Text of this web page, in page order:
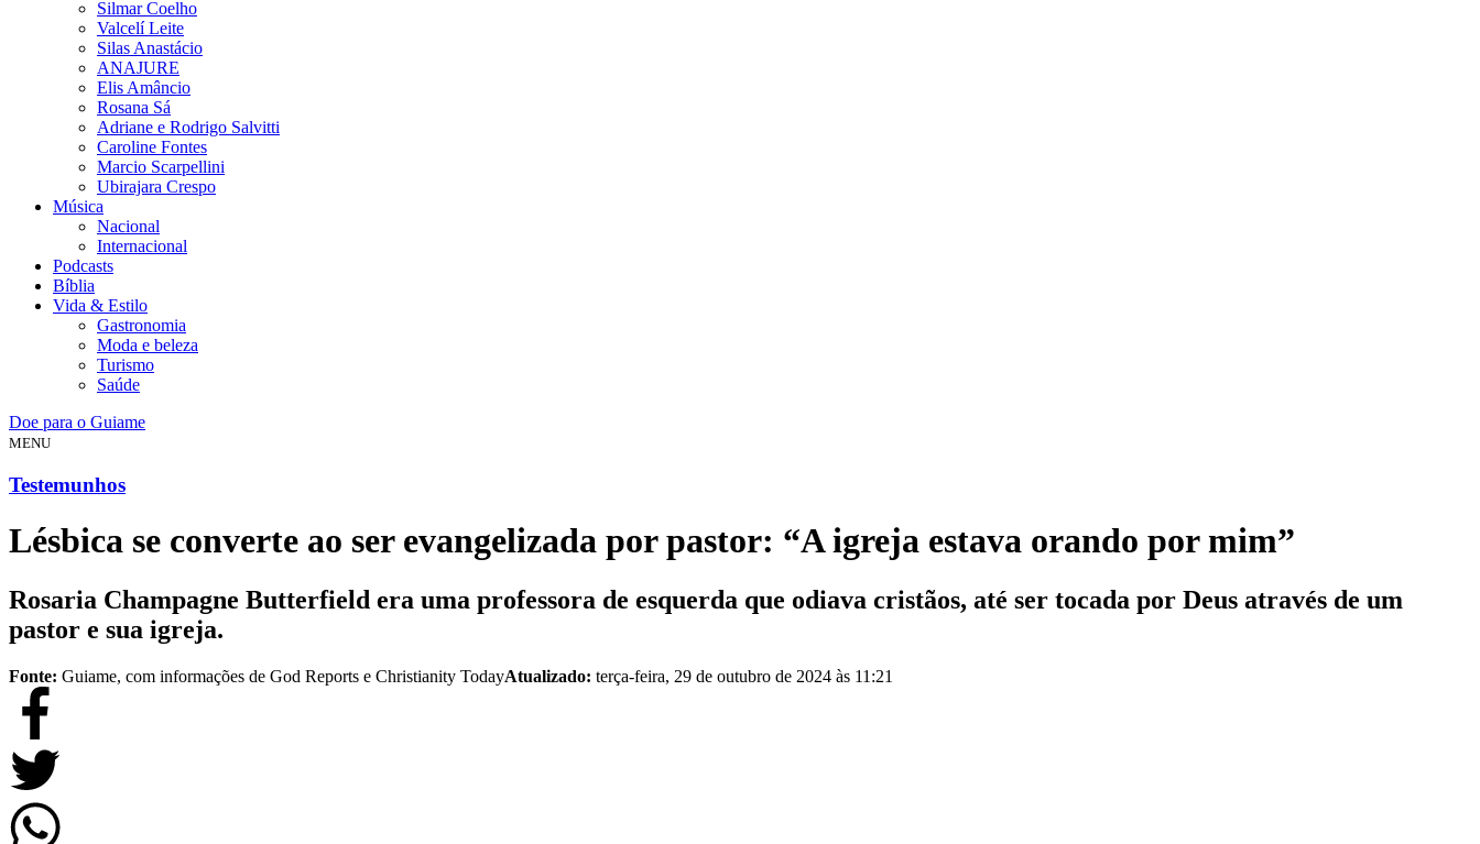
Silmar Coelho
Valcelí Leite
Silas Anastácio
ANAJURE
Elis Amâncio
Rosana Sá
Adriane e Rodrigo Salvitti
Caroline Fontes
Marcio Scarpellini
Ubirajara Crespo
Música
Nacional
Internacional
Podcasts
Bíblia
Vida & Estilo
Gastronomia
Moda e beleza
Turismo
Saúde
Doe para o Guiame
MENU
Testemunhos
Lésbica se converte ao ser evangelizada por pastor: “A igreja estava orando por mim”
Rosaria Champagne Butterfield era uma professora de esquerda que odiava cristãos, até ser tocada por Deus através de um
pastor e sua igreja.
Fonte: Guiame, com informações de God Reports e Christianity TodayAtualizado: terça-feira, 29 de outubro de 2024 às 11:21